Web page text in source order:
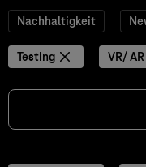
Nachhaltigkeit
Testing VR/ AR